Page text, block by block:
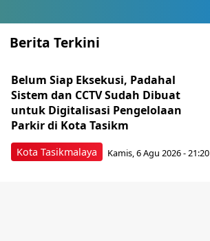
Berita Terkini
Kota Tasikmalaya
Belum Siap Eksekusi, Padahal
Sistem dan CCTV Sudah Dibuat
untuk Digitalisasi Pengelolaan
Parkir di Kota Tasikm
Kamis, 6 Agu 2026 - 21:20